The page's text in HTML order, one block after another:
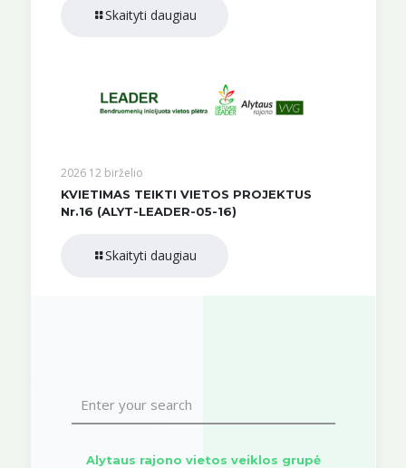
Skaityti daugiau
2026 12 birželio
KVIETIMAS TEIKTI VIETOS PROJEKTUS
Nr.16 (ALYT-LEADER-05-16)
Skaityti daugiau
Alytaus rajono vietos veiklos grupė